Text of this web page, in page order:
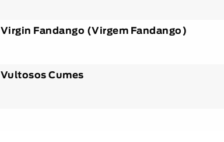
Virgin Fandango (Virgem Fandango)
Vultosos Cumes